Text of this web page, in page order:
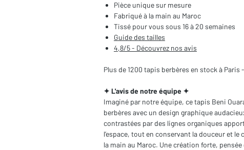
Pièce unique sur mesure
Fabriqué à la main au Maroc
Tissé pour vous sous 16 à 20 semaines
Guide des tailles
4,8/5 - Découvrez nos avis
Plus de 1200 tapis berbères en stock à Paris
✦ L'avis de notre équipe ✦
Imaginé par notre équipe, ce tapis Beni
berbères avec un design graphique
contrastées par des lignes organiques
l’espace, tout en conservant la douceur et
la main au Maroc. Une création forte,